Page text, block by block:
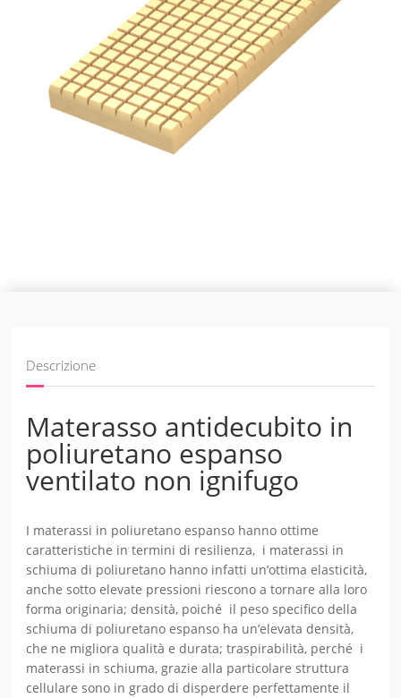
Descrizione
Materasso antidecubito in
poliuretano espanso
ventilato non ignifugo
I materassi in poliuretano espanso hanno ottime
caratteristiche in termini di resilienza, i materassi in
schiuma di poliuretano hanno infatti un’ottima elasticità,
anche sotto elevate pressioni riescono a tornare alla loro
forma originaria; densità, poiché il peso specifico della
schiuma di poliuretano espanso ha un’elevata densità,
che ne migliora qualità e durata; traspirabilità, perché i
materassi in schiuma, grazie alla particolare struttura
cellulare sono in grado di disperdere perfettamente il